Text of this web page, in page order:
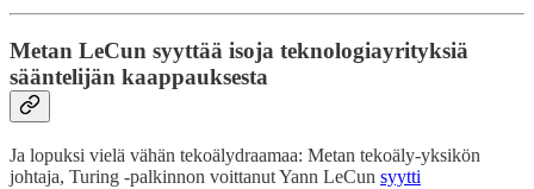
Metan LeCun syyttää isoja teknologiayrityksiä
sääntelijän kaappauksesta
Ja lopuksi vielä vähän tekoälydraamaa: Metan tekoäly-yksikön
johtaja, Turing -palkinnon voittanut Yann LeCun syytti